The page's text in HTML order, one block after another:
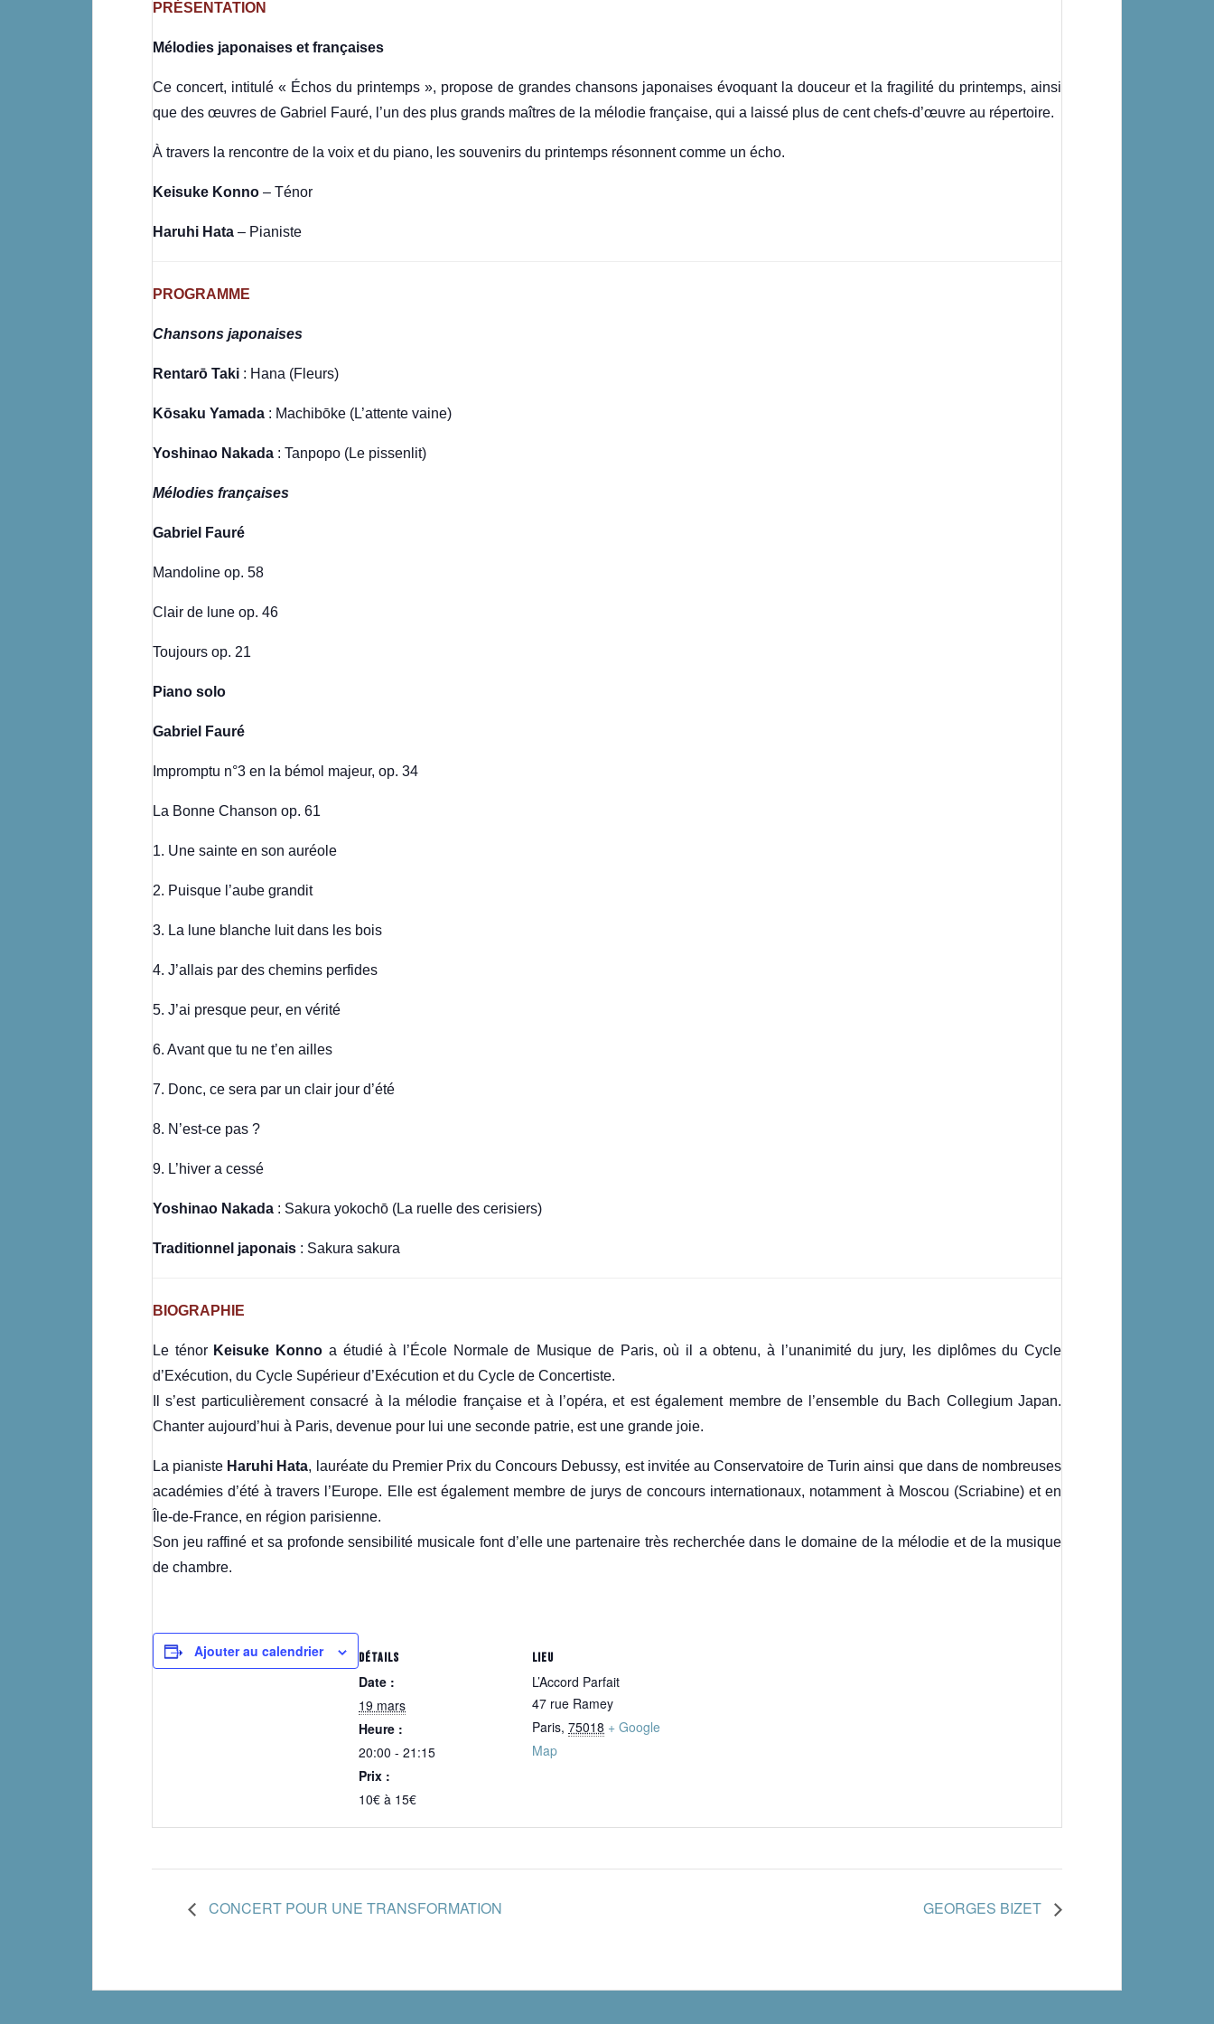
PRÉSENTATION
Mélodies japonaises et françaises
Ce concert, intitulé « Échos du printemps », propose de grandes chansons japonaises évoquant la douceur et la fragilité du printemps, ainsi
que des œuvres de Gabriel Fauré, l’un des plus grands maîtres de la mélodie française, qui a laissé plus de cent chefs-d’œuvre au répertoire.
À travers la rencontre de la voix et du piano, les souvenirs du printemps résonnent comme un écho.
Keisuke Konno – Ténor
Haruhi Hata – Pianiste
PROGRAMME
Chansons japonaises
Rentarō Taki : Hana (Fleurs)
Kōsaku Yamada : Machibōke (L’attente vaine)
Yoshinao Nakada : Tanpopo (Le pissenlit)
Mélodies françaises
Gabriel Fauré
Mandoline op. 58
Clair de lune op. 46
Toujours op. 21
Piano solo
Gabriel Fauré
Impromptu n°3 en la bémol majeur, op. 34
La Bonne Chanson op. 61
1. Une sainte en son auréole
2. Puisque l’aube grandit
3. La lune blanche luit dans les bois
4. J’allais par des chemins perfides
5. J’ai presque peur, en vérité
6. Avant que tu ne t’en ailles
7. Donc, ce sera par un clair jour d’été
8. N’est-ce pas ?
9. L’hiver a cessé
Yoshinao Nakada : Sakura yokochō (La ruelle des cerisiers)
Traditionnel japonais : Sakura sakura
BIOGRAPHIE
Le ténor Keisuke Konno a étudié à l’École Normale de Musique de Paris, où il a obtenu, à l’unanimité du jury, les diplômes du Cycle
d’Exécution, du Cycle Supérieur d’Exécution et du Cycle de Concertiste.
Il s’est particulièrement consacré à la mélodie française et à l’opéra, et est également membre de l’ensemble du Bach Collegium Japan.
Chanter aujourd’hui à Paris, devenue pour lui une seconde patrie, est une grande joie.
La pianiste Haruhi Hata, lauréate du Premier Prix du Concours Debussy, est invitée au Conservatoire de Turin ainsi que dans de nombreuses
académies d’été à travers l’Europe. Elle est également membre de jurys de concours internationaux, notamment à Moscou (Scriabine) et en
Île-de-France, en région parisienne.
Son jeu raffiné et sa profonde sensibilité musicale font d’elle une partenaire très recherchée dans le domaine de la mélodie et de la musique
de chambre.
Ajouter au calendrier DÉTAILS
Date :
19 mars
Heure :
20:00 - 21:15
Prix :
10€ à 15€
LIEU
L’Accord Parfait
47 rue Ramey
Paris, 75018 + Google
Map
CONCERT POUR UNE TRANSFORMATION GEORGES BIZET